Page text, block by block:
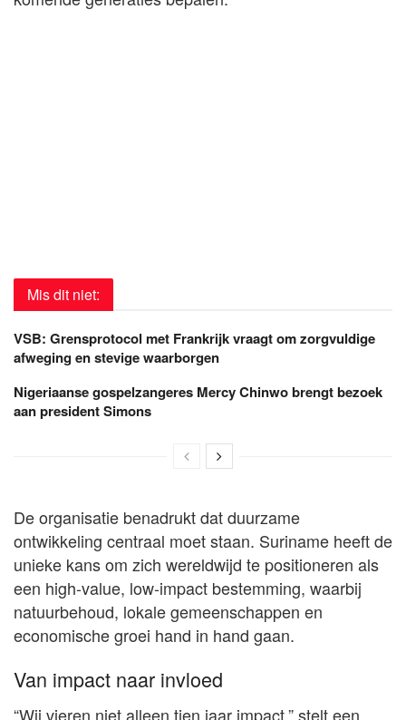
Mis dit niet:
VSB: Grensprotocol met Frankrijk vraagt om zorgvuldige
afweging en stevige waarborgen
Nigeriaanse gospelzangeres Mercy Chinwo brengt bezoek
aan president Simons
De organisatie benadrukt dat duurzame
ontwikkeling centraal moet staan. Suriname heeft de
unieke kans om zich wereldwijd te positioneren als
een high-value, low-impact bestemming, waarbij
natuurbehoud, lokale gemeenschappen en
economische groei hand in hand gaan.
Van impact naar invloed
“Wij vieren niet alleen tien jaar impact,” stelt een